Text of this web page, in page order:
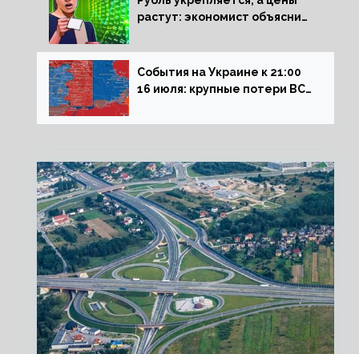
растут: экономист объяснил
на рынок РФ
События на Украине к 21:00
16 июля: крупные потери ВСУ
обстреливает Донбасс из